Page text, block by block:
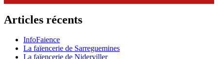
Articles récents
InfoFaience
La faïencerie de Sarreguemines
La faïencerie de Niderviller